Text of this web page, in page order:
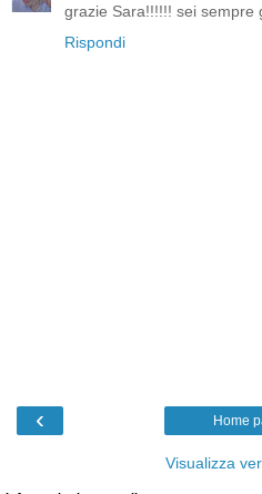
grazie Sara!!!!!! sei sempre
Rispondi
‹ Home
Visualizza